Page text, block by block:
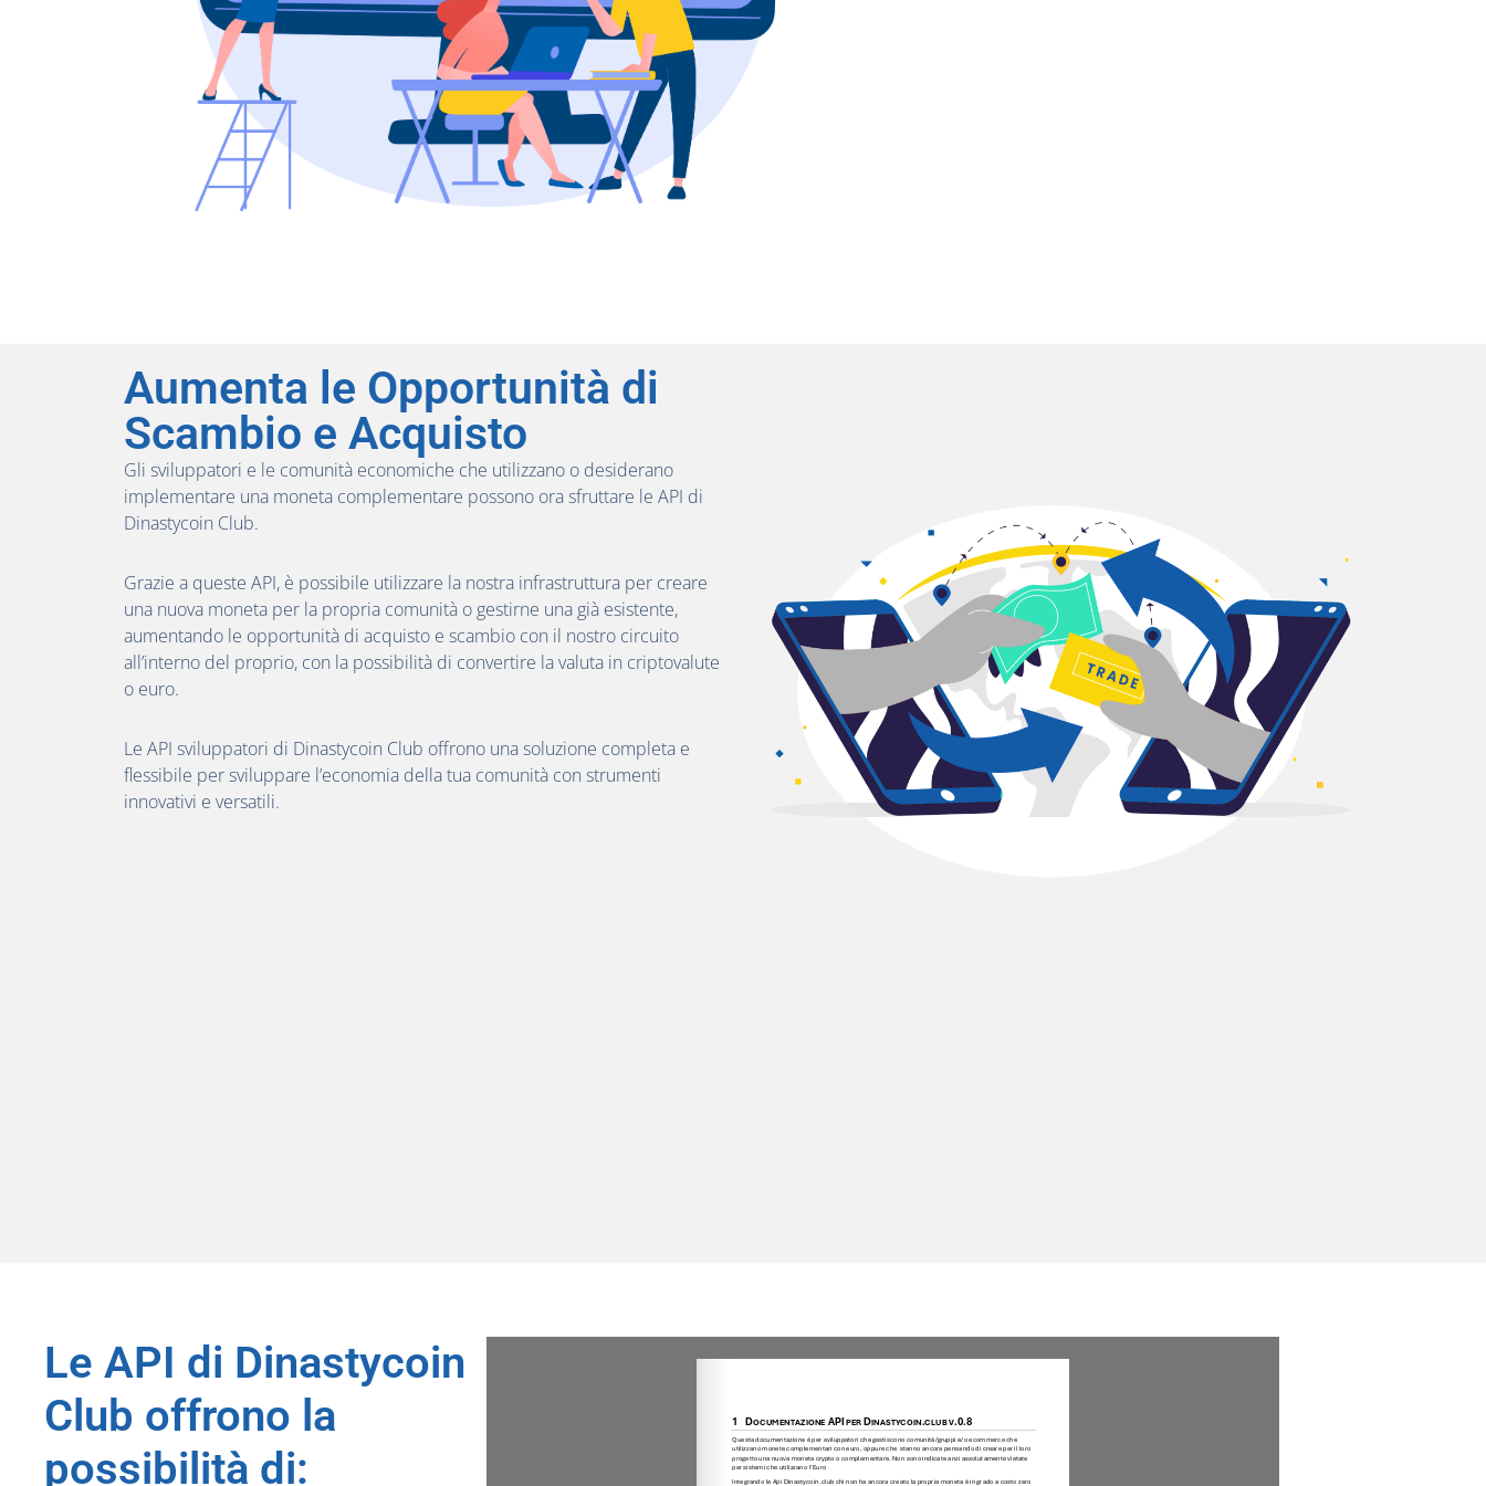
Aumenta le Opportunità di
Scambio e Acquisto
Gli sviluppatori e le comunità economiche che utilizzano o desiderano
implementare una moneta complementare possono ora sfruttare le API di
Dinastycoin Club.
Grazie a queste API, è possibile utilizzare la nostra infrastruttura per creare
una nuova moneta per la propria comunità o gestirne una già esistente,
aumentando le opportunità di acquisto e scambio con il nostro circuito
all’interno del proprio, con la possibilità di convertire la valuta in criptovalute
o euro.
Le API sviluppatori di Dinastycoin Club offrono una soluzione completa e
flessibile per sviluppare l’economia della tua comunità con strumenti
innovativi e versatili.
Le API di Dinastycoin
Club offrono la
possibilità di: